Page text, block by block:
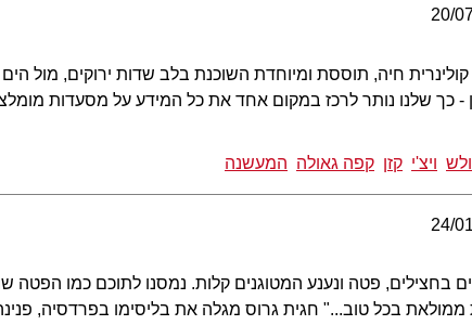
20/
חיה, תוססת ומיוחדת השוכנת בלב שדות ירוקים, מול הים
- כך שלנו נותר לרכז במקום אחד את כל המידע על מסעדות
ויצ'י קזן קפה גאולה המעשנה
24/
בחצילים, פטה ונענע המטוגנים קלות. נמסנו לתוכם כמו
ממולאת בכל טוב..." חגית גרוס מגלה את בליסימו בפרדסיה,